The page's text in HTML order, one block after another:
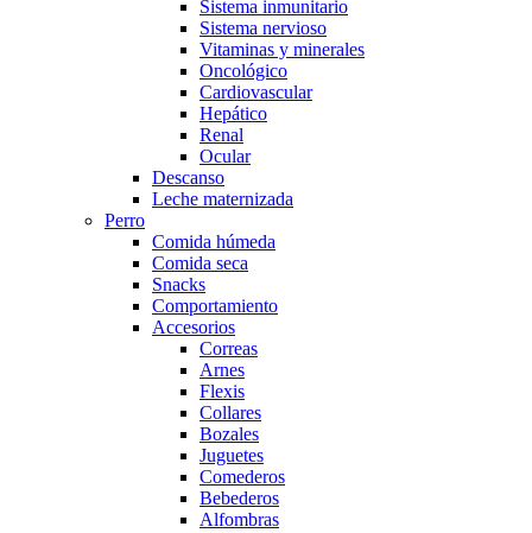
Sistema inmunitario
Sistema nervioso
Vitaminas y minerales
Oncológico
Cardiovascular
Hepático
Renal
Ocular
Descanso
Leche maternizada
Perro
Comida húmeda
Comida seca
Snacks
Comportamiento
Accesorios
Correas
Arnes
Flexis
Collares
Bozales
Juguetes
Comederos
Bebederos
Alfombras